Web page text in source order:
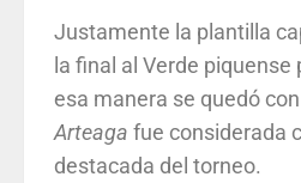
Justamente la plantilla
la final al Verde piquense
esa manera se quedó
Arteaga fue considerada
destacada del torneo.